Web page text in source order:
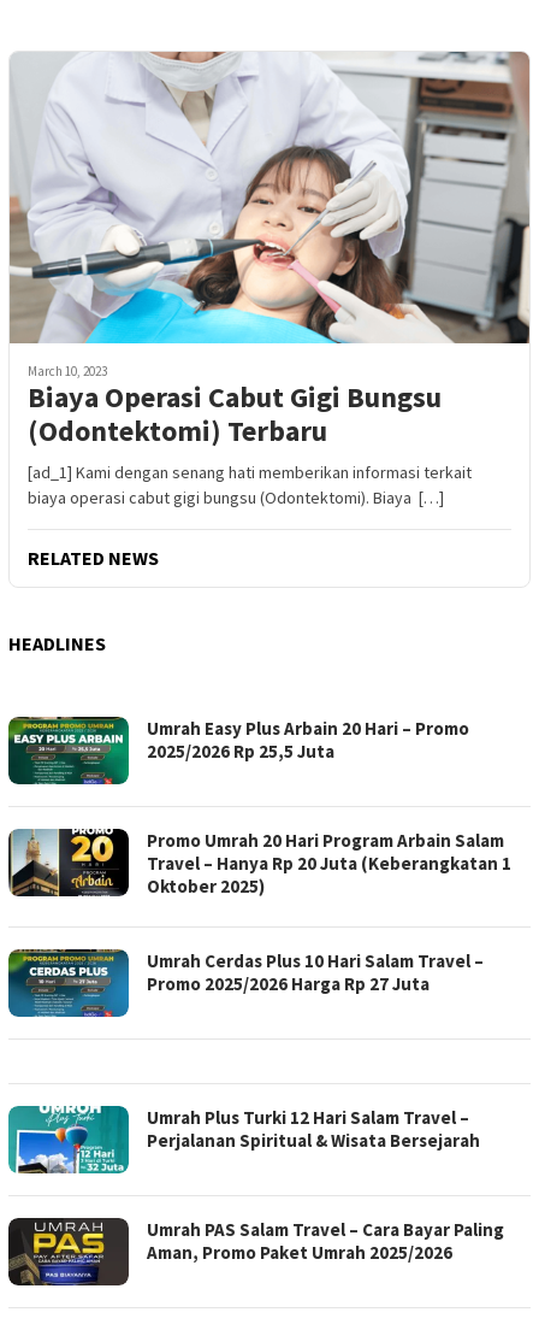
March 10, 2023
Biaya Operasi Cabut Gigi Bungsu
(Odontektomi) Terbaru
[ad_1] Kami dengan senang hati memberikan informasi terkait
biaya operasi cabut gigi bungsu (Odontektomi). Biaya […]
RELATED NEWS
HEADLINES
MENGHADIRKANUmrah Easy Plus Arbain 20 Hari – Promo
2025/2026 Rp 25,5 Juta
Promo Umrah 20 Hari Program Arbain Salam
Travel – Hanya Rp 20 Juta (Keberangkatan 1
Oktober 2025)
Umrah Cerdas Plus 10 Hari Salam Travel –
Promo 2025/2026 Harga Rp 27 Juta
Umrah Plus Turki 12 Hari Salam Travel –
Perjalanan Spiritual & Wisata Bersejarah
Umrah PAS Salam Travel – Cara Bayar Paling
Aman, Promo Paket Umrah 2025/2026